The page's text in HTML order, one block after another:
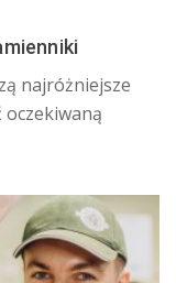
najróżniejsze